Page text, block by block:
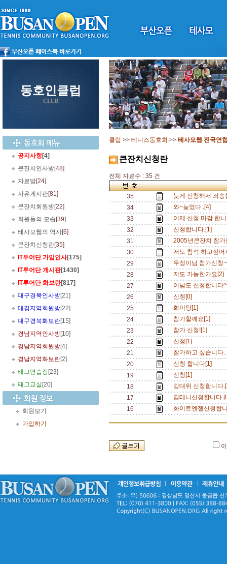
동호인클럽
CLUB
공지사항[4]
큰잔치인사방[48]
자료방[24]
자유게시판[81]
큰잔치회원방[22]
회원들의 모습 [39]
테사모웹의 역사[6]
큰잔치신청란[35]
IT투어단 가입인사[175]
IT투어단 게시판[1430]
IT투어단 화보란[817]
대구경북인사방[21]
대경지역회원방[22]
대구경북화보란[15]
경남지역인사방[10]
경남지역회원방[4]
경남지역화보란[2]
태그연습장[23]
태그교실 [20]
회원보기
가입하기
클럽 >> 테니스동호회 >> 테사모웹 전국연
큰잔치신청란
전체 자료수 : 35 건
35
늦게 신청해서 죄
34
와~늦었다..[4]
33
이제 신청 마감 합
32
신청합니다.[1]
31
2005년큰잔치 참
30
저도 참석 하고싶
29
우정이님 참가신
28
저도 가능한가요[2]
27
이넘도 신청합니
26
신청[0]
25
화이팅[1]
24
참가할께요[1]
23
참가 신청![1]
22
신청[1]
21
참가하고 싶습니다
20
신청 합니다[1]
19
신청[1]
18
강대위 신청합니다
17
김테니신청합니다
16
화이트엔젤신청합